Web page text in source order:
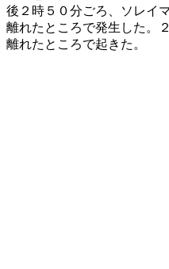
後２時５０分ごろ、ソレイ
離れたところで発生した。
離れたところで起きた。